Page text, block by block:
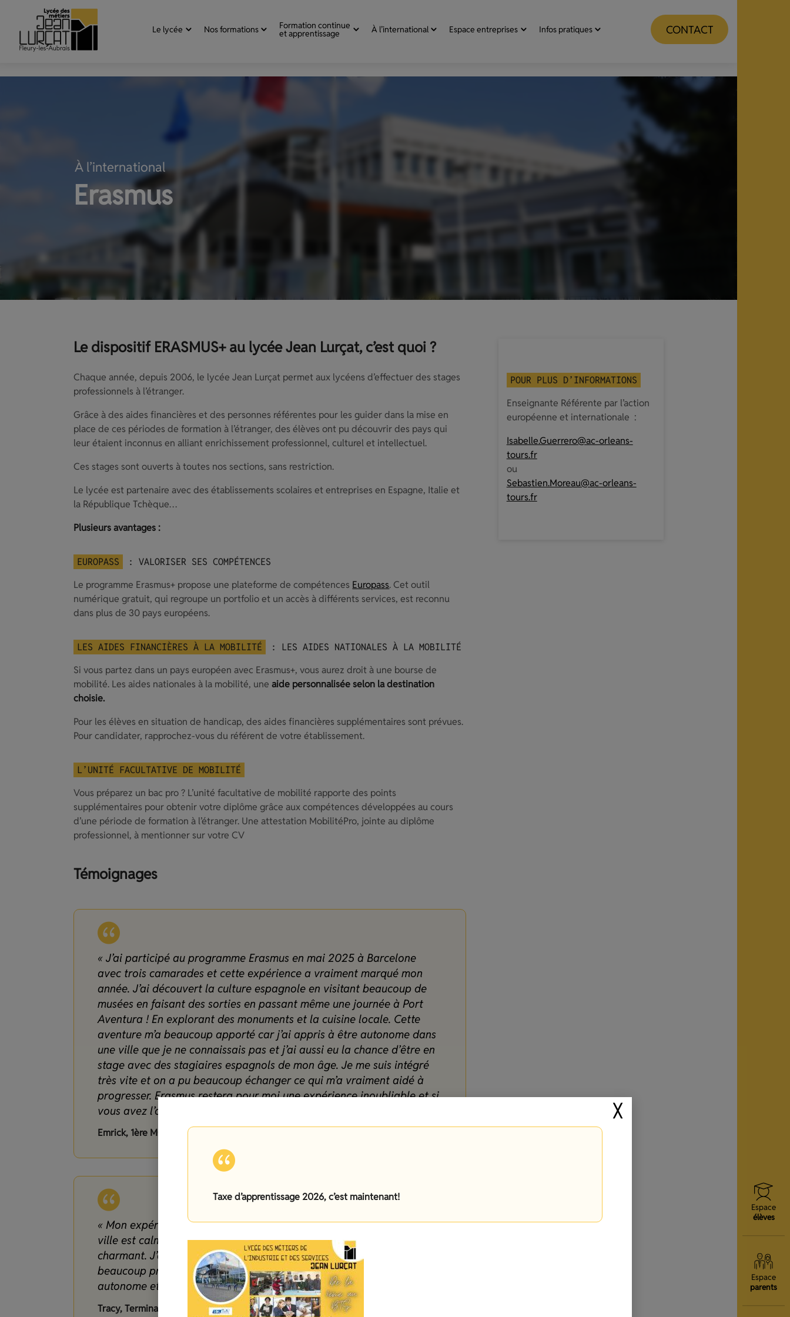
Aller au contenu
Le lycée Nos formations Formation continue
et apprentissage À l’international Espace entreprises Infos pratiques CONTACT
Espace
élèves
Espace
parents
À l’international
Erasmus
Le dispositif ERASMUS+ au lycée Jean Lurçat, c’est quoi ?
Chaque année, depuis 2006, le lycée Jean Lurçat permet aux lycéens d’effectuer des stages
professionnels à l’étranger.
Grâce à des aides financières et des personnes référentes pour les guider dans la mise en
place de ces périodes de formation à l’étranger, des élèves ont pu découvrir des pays qui
leur étaient inconnus en alliant enrichissement professionnel, culturel et intellectuel.
Ces stages sont ouverts à toutes nos sections, sans restriction.
Le lycée est partenaire avec des établissements scolaires et entreprises en Espagne, Italie et
la République Tchèque…
Plusieurs avantages :
EUROPASS
: VALORISER SES COMPÉTENCES
Le programme Erasmus+ propose une plateforme de compétences Europass. Cet outil
numérique gratuit, qui regroupe un portfolio et un accès à différents services, est reconnu
dans plus de 30 pays européens.
LES AIDES FINANCIÈRES À LA MOBILITÉ
: LES AIDES NATIONALES À LA MOBILITÉ
Si vous partez dans un pays européen avec Erasmus+, vous aurez droit à une bourse de
mobilité. Les aides nationales à la mobilité, uneaide personnalisée selon la destination
choisie.
Pour les élèves en situation de handicap, des aides financières supplémentaires sont prévues.
Pour candidater, rapprochez-vous du référent de votre établissement.
L’UNITÉ FACULTATIVE DE MOBILITÉ
Vous préparez un bac pro ? L’unité facultative de mobilité rapporte des points
supplémentaires pour obtenir votre diplôme grâce aux compétences développées au cours
d’une période de formation à l’étranger. Une attestation MobilitéPro, jointe au diplôme
professionnel, à mentionner sur votre CV
Témoignages
« J’ai participé au programme Erasmus en mai 2025 à Barcelone
avec trois camarades et cette expérience a vraiment marqué mon
année. J’ai découvert la culture espagnole en visitant beaucoup de
musées en faisant des sorties en passant même une journée à Port
Aventura ! En explorant des monuments et la cuisine locale. Cette
aventure m’a beaucoup apporté car j’ai appris à être autonome dans
une ville que je ne connaissais pas et j’ai aussi eu la chance d’être en
stage avec des stagiaires espagnols de mon âge. Je me suis intégré
très vite et on a pu beaucoup échanger ce qui m’a vraiment aidé à
progresser. Erasmus restera pour moi une expérience inoubliable et si
vous avez l’occasion de la faire je vous conseille vraiment de foncer. »
Emrick, 1ère MCVB, Barcelone Espagne mai-juin 2025
« Mon expérience Erasmus à Pardubice a été très enrichissante. La
ville est calme et agréable, avec un centre historique vraiment
charmant. J’ai découvert une nouvelle façon d’étudier et j’ai
beaucoup progressé en anglais. Cette expérience m’a rendue plus
autonome et m’a laissé de très beaux souvenirs. »
Tracy, Terminale Esthétique, Pardubice République Tchèque novembre 2025
POUR PLUS D’INFORMATIONS
Enseignante Référente par l’action
européenne et internationale :
Isabelle.Guerrero@ac-orleans-
tours.fr
ou
Sebastien.Moreau@ac-orleans-
tours.fr
Taxe d’apprentissage 2026, c’est maintenant!
╳
Panneau de gestion des cookies